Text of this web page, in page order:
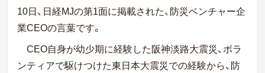
10日、日経MJの第1面に掲載された、防災ベンチャー企
業CEOの言葉です。
CEO自身が幼少期に経験した阪神淡路大震災、ボラ
ンティアで駆けつけた東日本大震災での経験から、防